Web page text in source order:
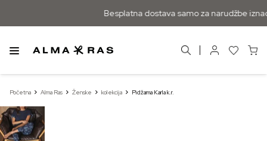
Besplatna dostava samo za narudžbe iznad
Početna Alma Ras Ženske kolekcija Pidžama Karla k.r.